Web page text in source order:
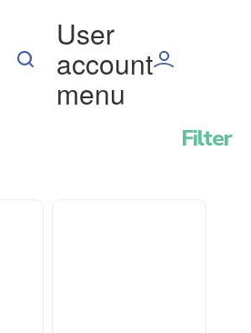
User
account
menu
Filter